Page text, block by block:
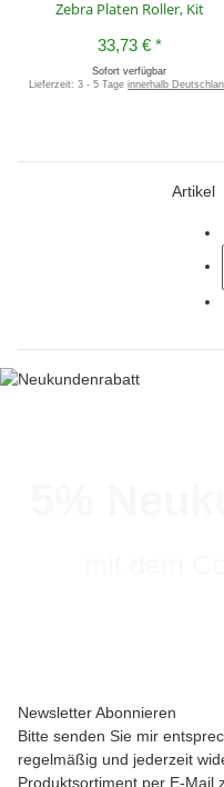
Zebra Platen Roller, Kit
33,73 € *
Sofort verfügbar
Lieferzeit:3 - 5 Tageinnerhalb
Artikel
Newsletter Abonnieren
Bitte senden Sie mir
regelmäßig und jederzeit
Produktsortiment per E-Mail